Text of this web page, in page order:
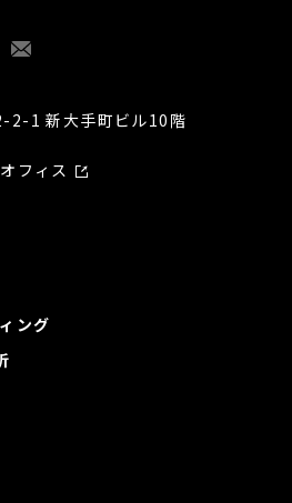
2-1 新大手町ビル10階
フィス
ング